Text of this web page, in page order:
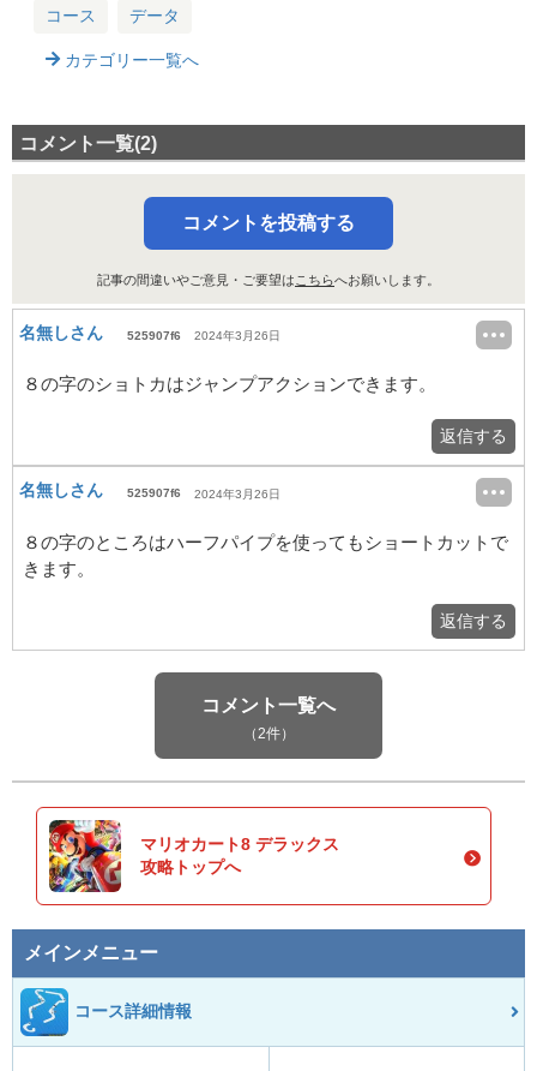
コース
データ
カテゴリー一覧へ
コメント一覧(2)
コメントを投稿する
記事の間違いやご意見・ご要望は こちらへお願いします。
名無しさん 525907f6 2024年3月26日
８の字のショトカはジャンプアクションできます。
返信する
名無しさん 525907f6 2024年3月26日
８の字のところはハーフパイプを使ってもショートカットで
きます。
返信する
コメント一覧へ
（2件）
マリオカート8 デラックス
攻略トップへ
メインメニュー
コース詳細情報